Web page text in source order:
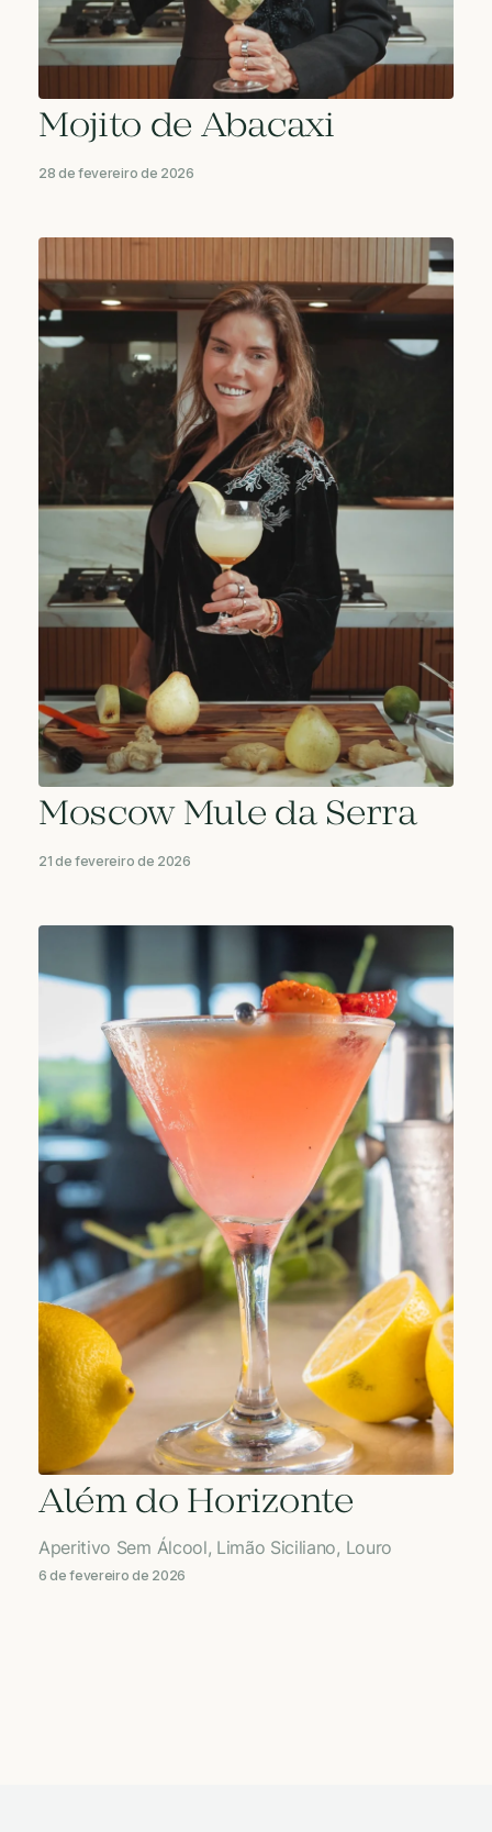
Mojito de Abacaxi
28 de fevereiro de 2026
Moscow Mule da Serra
21 de fevereiro de 2026
Além do Horizonte
Aperitivo Sem Álcool, Limão Siciliano, Louro
6 de fevereiro de 2026